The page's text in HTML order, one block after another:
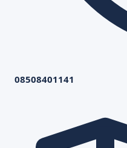
08508401141